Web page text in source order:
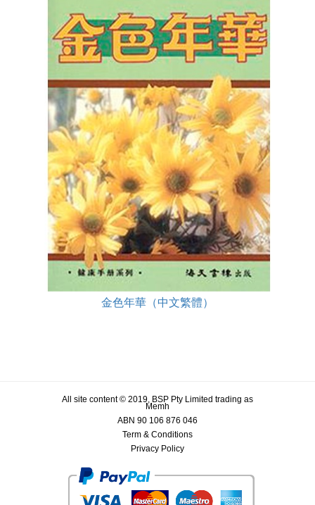
金色年華（中文繁體）
All site content © 2019, BSP Pty Limited trading as
Memh
ABN 90 106 876 046
Term & Conditions
Privacy Policy